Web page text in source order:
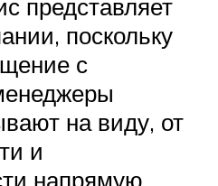
представляет
поскольку
с
на виду, от
и
напрямую